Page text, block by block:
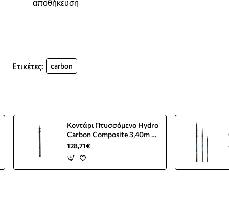
αποθήκευση
Ετικέτες: carbon
Κοντάρι Πτυσσόμενο Hydro
Carbon Composite 3,40m 3
Τμημάτων
128,71€